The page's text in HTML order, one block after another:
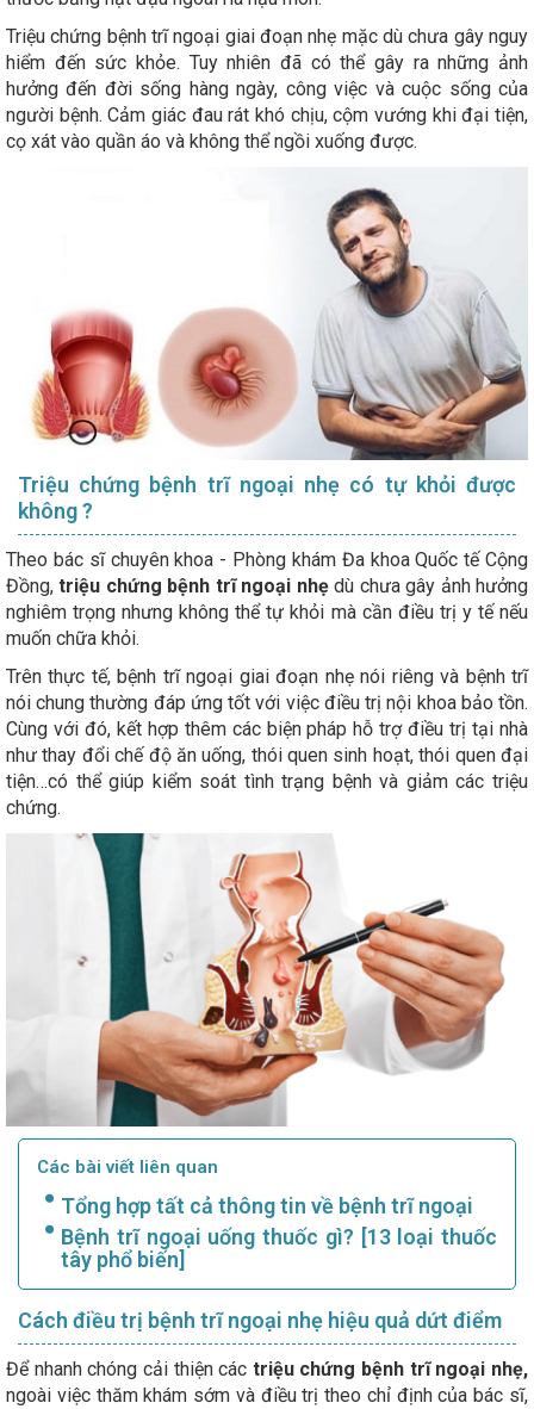
Triệu chứng bệnh trĩ ngoại giai đoạn nhẹ mặc dù chưa gây nguy
hiểm đến sức khỏe. Tuy nhiên đã có thể gây ra những ảnh
hưởng đến đời sống hàng ngày, công việc và cuộc sống của
người bệnh. Cảm giác đau rát khó chịu, cộm vướng khi đại tiện,
cọ xát vào quần áo và không thể ngồi xuống được.
Triệu chứng bệnh trĩ ngoại nhẹ có tự khỏi được
không ?
Theo bác sĩ chuyên khoa - Phòng khám Đa khoa Quốc tế Cộng
Đồng,triệu chứng bệnh trĩ ngoại nhẹdù chưa gây ảnh hưởng
nghiêm trọng nhưng không thể tự khỏi mà cần điều trị y tế nếu
muốn chữa khỏi.
Trên thực tế, bệnh trĩ ngoại giai đoạn nhẹ nói riêng và bệnh trĩ
nói chung thường đáp ứng tốt với việc điều trị nội khoa bảo tồn.
Cùng với đó, kết hợp thêm các biện pháp hỗ trợ điều trị tại nhà
như thay đổi chế độ ăn uống, thói quen sinh hoạt, thói quen đại
tiện…có thể giúp kiểm soát tình trạng bệnh và giảm các triệu
chứng.
Các bài viết liên quan
Tổng hợp tất cả thông tin về bệnh trĩ ngoại
Bệnh trĩ ngoại uống thuốc gì? [13 loại thuốc
tây phổ biến]
Cách điều trị bệnh trĩ ngoại nhẹ hiệu quả dứt điểm
Để nhanh chóng cải thiện các triệu chứng bệnh trĩ ngoại nhẹ,
ngoài việc thăm khám sớm và điều trị theo chỉ định của bác sĩ,